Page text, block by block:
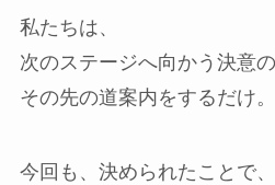
私たちは、
次のステージへ向かう決意
その先の道案内をするだけ。
今回も、決められたことで、